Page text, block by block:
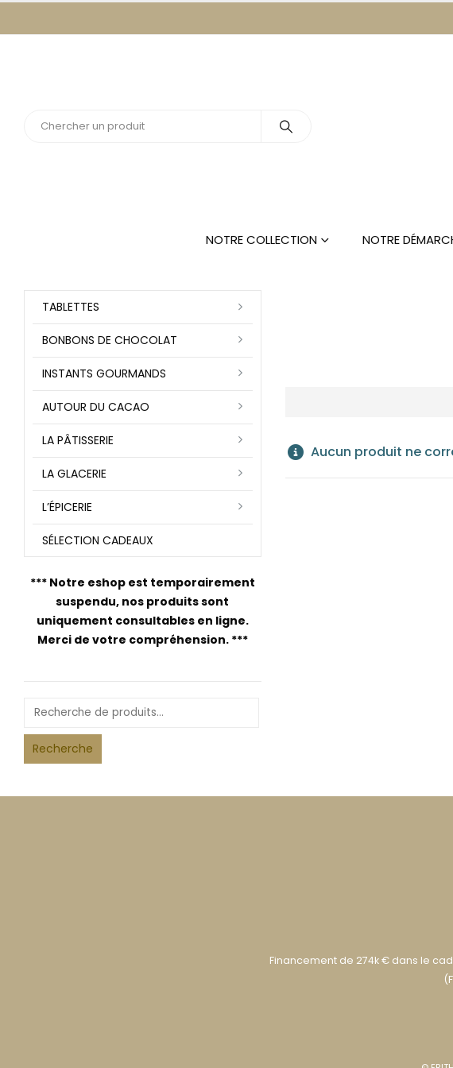
NOTRE COLLECTION NOTRE
Aucun produit ne
TABLETTES
BONBONS DE CHOCOLAT
INSTANTS GOURMANDS
AUTOUR DU CACAO
LA PÂTISSERIE
LA GLACERIE
L’ÉPICERIE
SÉLECTION CADEAUX
*** Notre eshop est temporairement
suspendu, nos produits sont
uniquement consultables en ligne.
Merci de votre compréhension.***
Recherche
Financement de 274k € dans le